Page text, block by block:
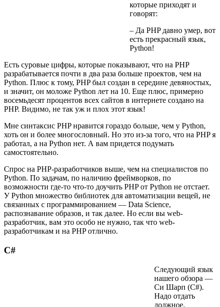
которые приходят и
говорят:
– Да PHP давно умер, вот
есть прекрасный язык,
Python!
Есть суровые цифры, которые показывают, что на PHP
разрабатывается почти в два раза больше проектов, чем на
Python. Плюс к тому, PHP был создан в середине девяностых,
и значит, он моложе Python лет на 10. Еще плюс, примерно
восемьдесят процентов всех сайтов в интернете создано на
PHP. Видимо, не так уж и плох этот язык!
Мне синтаксис PHP нравится гораздо больше, чем у Python,
хоть он и более многословный. Но это из-за того, что на PHP я
работал, а на Python нет. А вам придется подумать
самостоятельно.
Спрос на PHP-разработчиков выше, чем на специалистов по
Python. По задачам, по наличию фреймворков, по
возможности где-то что-то доучить PHP от Python не отстает.
У Python множество библиотек для автоматизации вещей, не
связанных с программированием — Data Science,
распознавание образов, и так далее. Но если вы web-
разработчик, вам это особо не нужно, так что web-
разработчикам и на PHP отлично.
C#
Следующий язык
нашего обзора —
Си Шарп (C#).
Надо отдать
должное,